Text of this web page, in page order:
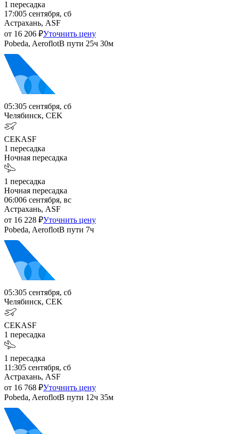
1 пересадка
17:005 сентября, сб
Астрахань, ASF
от 16 206 ₽Уточнить цену
Pobeda, AeroflotВ пути 25ч 30м
05:305 сентября, сб
Челябинск, CEK
CEKASF
1 пересадка
Ночная пересадка
1 пересадка
Ночная пересадка
06:006 сентября, вс
Астрахань, ASF
от 16 228 ₽Уточнить цену
Pobeda, AeroflotВ пути 7ч
05:305 сентября, сб
Челябинск, CEK
CEKASF
1 пересадка
1 пересадка
11:305 сентября, сб
Астрахань, ASF
от 16 768 ₽Уточнить цену
Pobeda, AeroflotВ пути 12ч 35м